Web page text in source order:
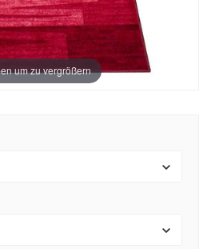
um zu vergrößern